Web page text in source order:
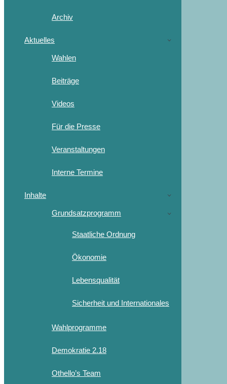
Archiv
Aktuelles
Wahlen
Beiträge
Videos
Für die Presse
Veranstaltungen
Interne Termine
Inhalte
Grundsatzprogramm
Staatliche Ordnung
Ökonomie
Lebensqualität
Sicherheit und Internationales
Wahlprogramme
Demokratie 2.18
Othello’s Team